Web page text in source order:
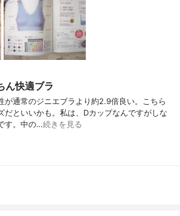
ん快適ブラ
が通常のジニエブラより約2.9倍良い。こちら
だといいかも。私は、Dカップなんですがしな
す。中の…続きを見る